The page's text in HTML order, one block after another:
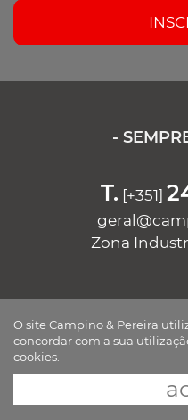
-
T. [+351]
Zona
09 às
O site Campino & Pereira
concordar com a sua
cookies.